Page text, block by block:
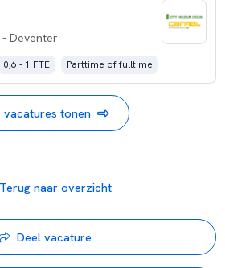
- Deventer
0,6 - 1 FTE Parttime of fulltime
vacatures tonen
Terug naar overzicht
Deel vacature